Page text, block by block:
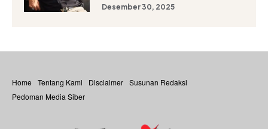
Desember 30, 2025
Home Tentang Kami Disclaimer Susunan Redaksi
Pedoman Media Siber